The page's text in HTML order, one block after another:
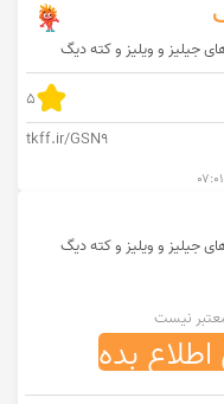
5
tkff.ir/GSN9
نیست
بده